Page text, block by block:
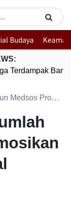
Budaya
Terdampak Banjir
Haji Nonprosedural